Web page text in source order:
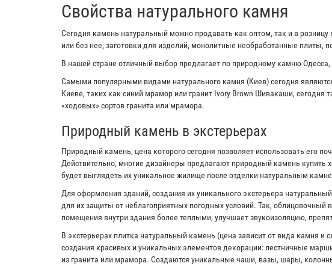
Свойства натурального камня
Сегодня камень натуральный можно продавать как оптом, так и в
или без нее, заготовки для изделий, монолитные необработанные
В нашей стране отличный выбор предлагает по природному камню
Самыми популярными видами натурального камня (Киев) сегодня
Киеве, таких как синий мрамор или гранит Ivory Brown Шивакаши,
«ходовых» сортов гранита или мрамора.
Природный камень в экстерьерах
Природный камень, цена которого сегодня позволяет использовать его
Действительно, многие дизайнеры предлагают природный камень
будет выглядеть их уникальное жилище после отделки натуральным
Для оформления зданий, создания их уникального экстерьера
для их защиты от неблагоприятных погодных условий. Так,
помещения внутри здания более теплыми, улучшает звукоизоляцию,
В экстерьерах плитка натуральный камень (цена зависит от вида камня
создания красивых и уникальных элементов декорации: лестничные
из гранита или мрамора. Создаются уникальные чаши, вазы, шары,